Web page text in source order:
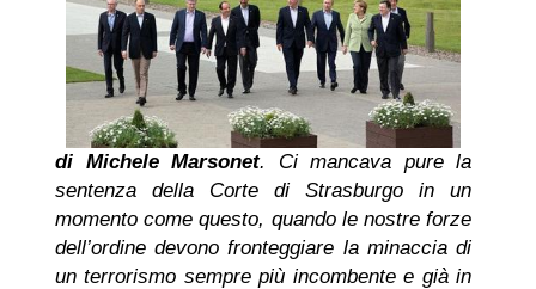
di Michele Marsonet. Ci mancava pure la
sentenza della Corte di Strasburgo in un
momento come questo, quando le nostre forze
dell’ordine devono fronteggiare la minaccia di
un terrorismo sempre più incombente e già in